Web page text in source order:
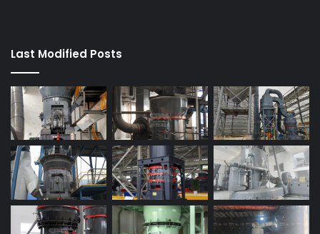
Last Modified Posts